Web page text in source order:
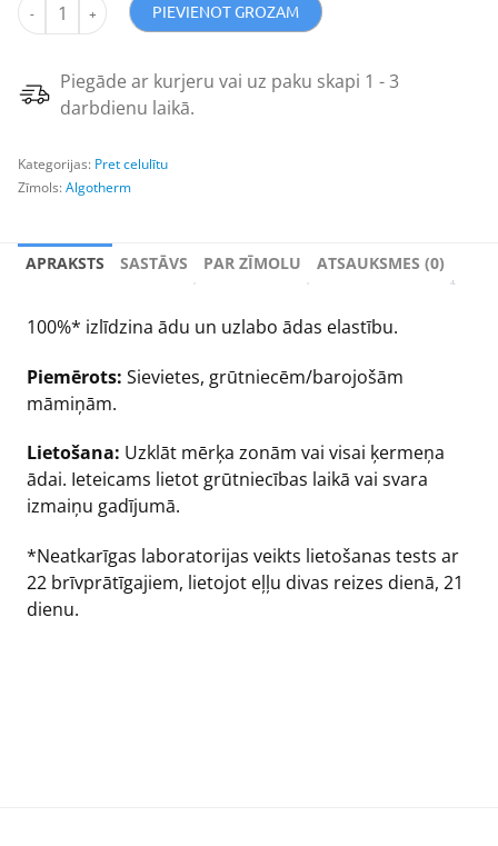
PIEVIENOT GROZAM
Piegāde ar kurjeru vai uz paku skapi 1 - 3
darbdienu laikā.
Kategorijas: Pret celulītu
Zīmols: Algotherm
APRAKSTS SASTĀVS PAR ZĪMOLU ATSAUKSMES (0)
100%* izlīdzina ādu un uzlabo ādas elastību.
Piemērots: Sievietes, grūtniecēm/barojošām
māmiņām.
Lietošana: Uzklāt mērķa zonām vai visai ķermeņa
ādai. Ieteicams lietot grūtniecības laikā vai svara
izmaiņu gadījumā.
*Neatkarīgas laboratorijas veikts lietošanas tests ar
22 brīvprātīgajiem, lietojot eļļu divas reizes dienā, 21
dienu.